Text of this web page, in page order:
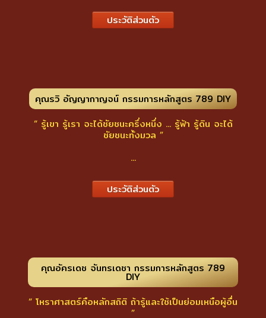
ประวัติส่วนตัว
คุณรวิ อัญญากาญจน์ กรรมการหลักสูตร 789 DIY
“ รู้เขา รู้เรา จะได้ชัยชนะครึ่งหนึ่ง ... รู้ฟ้า รู้ดิน จะได้
ชัยชนะทั้งมวล ”
...
ประวัติส่วนตัว
คุณอัครเดช จันทรเดชา กรรมการหลักสูตร 789
DIY
“ โหราศาสตร์คือหลักสถิติ ถ้ารู้และใช้เป็นย่อมเหนือผู้อื่น
”